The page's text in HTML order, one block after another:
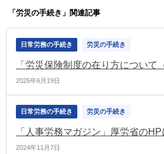
「労災の手続き」関連記事
日常労務の手続き 労災の手続き
2025年6月19日
日常労務の手続き 労災の手続き
2024年11月7日